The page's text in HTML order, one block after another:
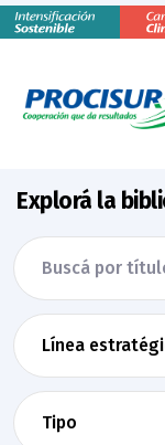
Explorá la